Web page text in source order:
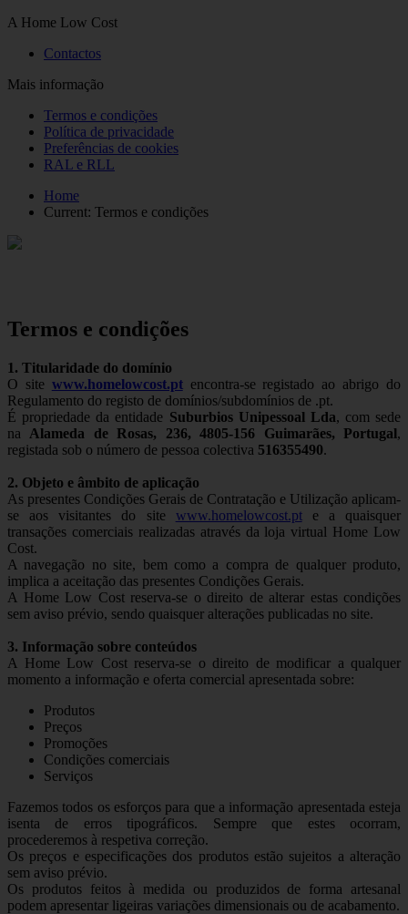
A Home Low Cost
Contactos
Mais informação
Termos e condições
Política de privacidade
Preferências de cookies
RAL e RLL
Home
Current: Termos e condições
Termos e condições
1. Titularidade do domínio
O site www.homelowcost.ptencontra-se registado ao abrigo do
Regulamento do registo de domínios/subdomínios de .pt.
É propriedade da entidade Suburbios Unipessoal Lda, com sede
na Alameda de Rosas, 236, 4805-156 Guimarães, Portugal,
registada sob o número de pessoa colectiva 516355490.
2. Objeto e âmbito de aplicação
As presentes Condições Gerais de Contratação e Utilização aplicam-
se aos visitantes do site www.homelowcost.pte a quaisquer
transações comerciais realizadas através da loja virtual Home Low
Cost.
A navegação no site, bem como a compra de qualquer produto,
implica a aceitação das presentes Condições Gerais.
A Home Low Cost reserva-se o direito de alterar estas condições
sem aviso prévio, sendo quaisquer alterações publicadas no site.
3. Informação sobre conteúdos
A Home Low Cost reserva-se o direito de modificar a qualquer
momento a informação e oferta comercial apresentada sobre:
Produtos
Preços
Promoções
Condições comerciais
Serviços
Fazemos todos os esforços para que a informação apresentada esteja
isenta de erros tipográficos. Sempre que estes ocorram,
procederemos à respetiva correção.
Os preços e especificações dos produtos estão sujeitos a alteração
sem aviso prévio.
Os produtos feitos à medida ou produzidos de forma artesanal
podem apresentar ligeiras variações dimensionais ou de acabamento.